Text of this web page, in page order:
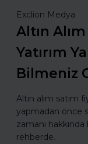
Exclion Medya
Altın
Yatırım
Bilmeniz
Altın alım satım
yapmadan önce
zamanı
rehberde.